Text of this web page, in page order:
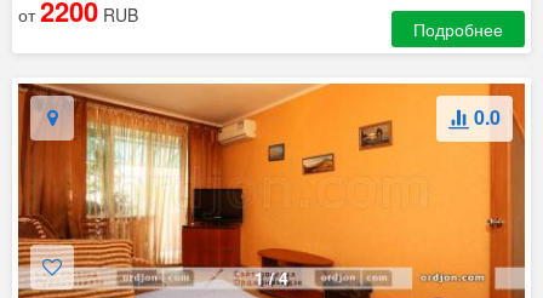
от2200 RUB
Подробнее
1/4
0.0